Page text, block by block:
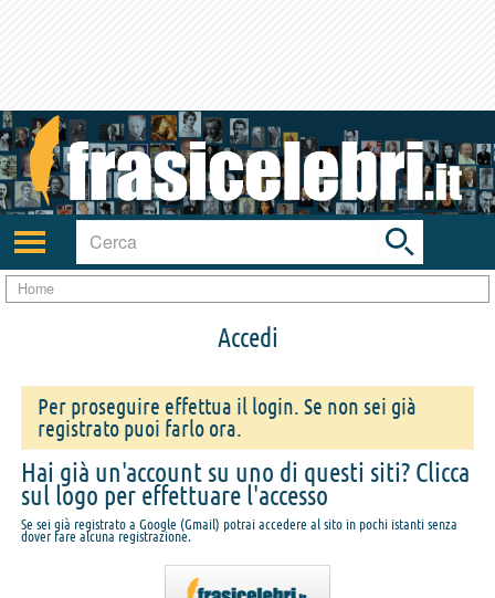
Attiva/disattiva
navigazione
Toggle
search
bar
Home
Accedi
Per proseguire effettua il login. Se non sei già
registrato puoi farlo ora.
Hai già un'account su uno di questi siti? Clicca
sul logo per effettuare l'accesso
Se sei già registrato a Google (Gmail) potrai accedere al sito in pochi istanti senza
dover fare alcuna registrazione.